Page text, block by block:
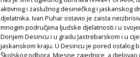
aktivnog i zaslužnog desinečkog i jaskanskog
djelatnika. Ivan Puhar ostavio je zaista
mnogim područjima ljudske djelatnosti i u
Donjem Desincu i u gradu Jastrebarskom i u
jaskanskom kraju. U Desincu je pored ostalog
Školskog odbora, Mjesne zajednice, a